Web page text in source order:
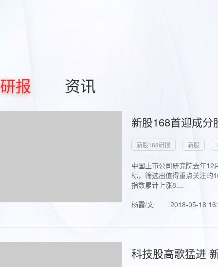
研报 资讯
新股168首迎成
新股168研报 新股
中国上市公司研究院去年
标，筛选出值得重点关注的
指数累计上涨8....
杨霞/文
2018-05-18
科技股高歌猛进